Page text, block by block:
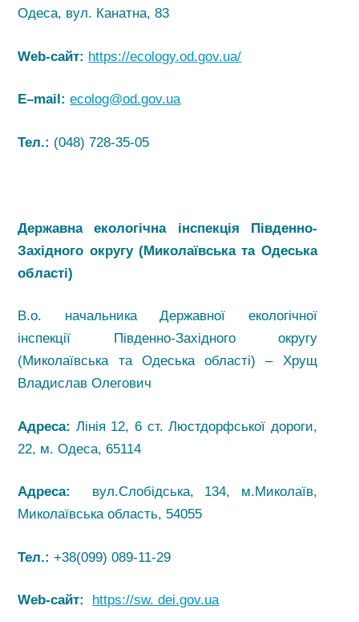
Одеса, вул. Канатна, 83
Web-сайт: https://ecology.od.gov.ua/
E–mail :ecolog@od.gov.ua
Тел.: (048) 728-35-05
Державна екологічна інспекція Південно-
Західного округу (Миколаївська та Одеська
області)
В.о. начальника Державної екологічної
інспекції Південно-Західного округу
(Миколаївська та Одеська області) – Хрущ
Владислав Олегович
Адреса: Лінія 12, 6 ст. Люстдорфської дороги,
22, м. Одеса, 65114
Адреса:
вул.Слобідська, 134, м.Миколаїв,
Миколаївська область, 54055
Тел.: +38(099) 089-11-29
Web-сайт: https://sw. dei.gov.ua